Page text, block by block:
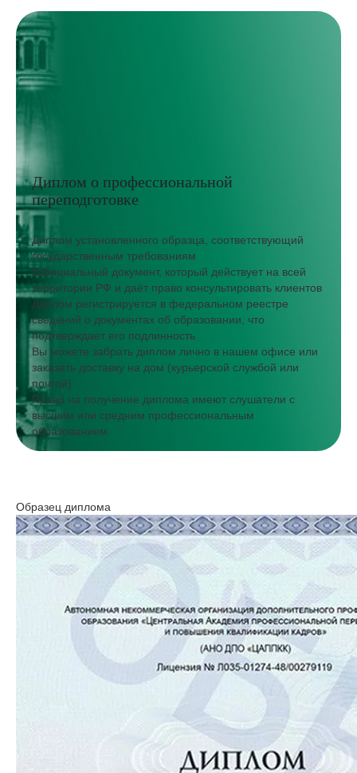
Диплом о профессиональной
переподготовке
Диплом установленного образца, соответствующий
государственным требованиям
Официальный документ, который действует на всей
территории РФ и даёт право консультировать клиентов
Диплом регистрируется в федеральном реестре
сведений о документах об образовании, что
подтверждает его подлинность
Вы можете забрать диплом лично в нашем офисе или
заказать доставку на дом (курьерской службой или
почтой)
Право на получение диплома имеют слушатели с
высшим или средним профессиональным
образованием
Образец диплома